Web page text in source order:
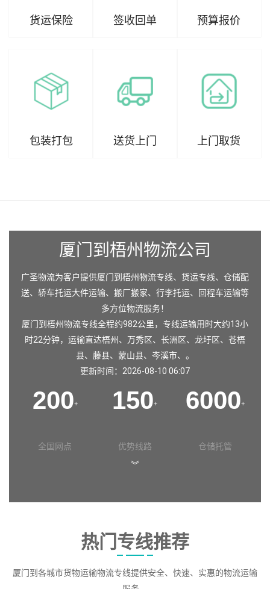
货运保险 签收回单 预算报价
包装打包 送货上门 上门取货
厦门到梧州物流公司
广圣物流为客户提供厦门到梧州物流专线、货运专线、仓储配
送、轿车托运大件运输、搬厂搬家、行李托运、回程车运输等
多方位物流服务！
厦门到梧州物流专线全程约982公里，专线运输用时大约13小
时22分钟，运输直达梧州 、 万秀区、 长洲区、 龙圩区、 苍梧
县、 藤县、 蒙山县、 岑溪市、。
更新时间：2026-08-10 06:07
200+
全国网点
150+
优势线路
6000+
仓储托管
︾
热门专线推荐
厦门到各城市货物运输物流专线提供安全、快速、实惠的物流运输